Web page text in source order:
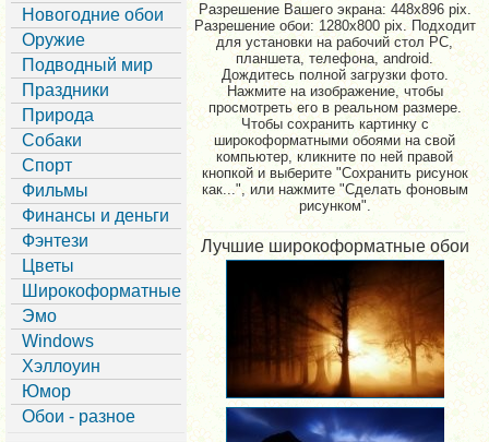
Новогодние обои
Оружие
Подводный мир
Праздники
Природа
Собаки
Спорт
Фильмы
Финансы и деньги
Фэнтези
Цветы
Широкоформатные
Эмо
Windows
Хэллоуин
Юмор
Обои - разное
Разрешение Вашего экрана: 448x896 pix.
Разрешение обои: 1280x800 pix. Подходит
для установки на рабочий стол PC,
планшета, телефона, android.
Дождитесь полной загрузки фото.
Нажмите на изображение, чтобы
просмотреть его в реальном размере.
Чтобы сохранить картинку с
широкоформатными обоями на свой
компьютер, кликните по ней правой
кнопкой и выберите "Сохранить рисунок
как...", или нажмите "Сделать фоновым
рисунком".
Лучшие широкоформатные обои